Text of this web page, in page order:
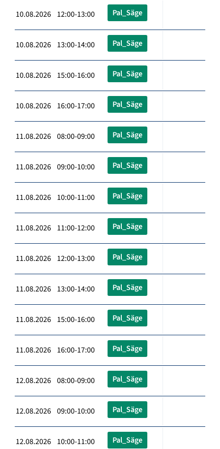
10.08.2026 12:00-13:00 Pal_Säge
10.08.2026 13:00-14:00 Pal_Säge
10.08.2026 15:00-16:00 Pal_Säge
10.08.2026 16:00-17:00 Pal_Säge
11.08.2026 08:00-09:00 Pal_Säge
11.08.2026 09:00-10:00 Pal_Säge
11.08.2026 10:00-11:00 Pal_Säge
11.08.2026 11:00-12:00 Pal_Säge
11.08.2026 12:00-13:00 Pal_Säge
11.08.2026 13:00-14:00 Pal_Säge
11.08.2026 15:00-16:00 Pal_Säge
11.08.2026 16:00-17:00 Pal_Säge
12.08.2026 08:00-09:00 Pal_Säge
12.08.2026 09:00-10:00 Pal_Säge
12.08.2026 10:00-11:00 Pal_Säge